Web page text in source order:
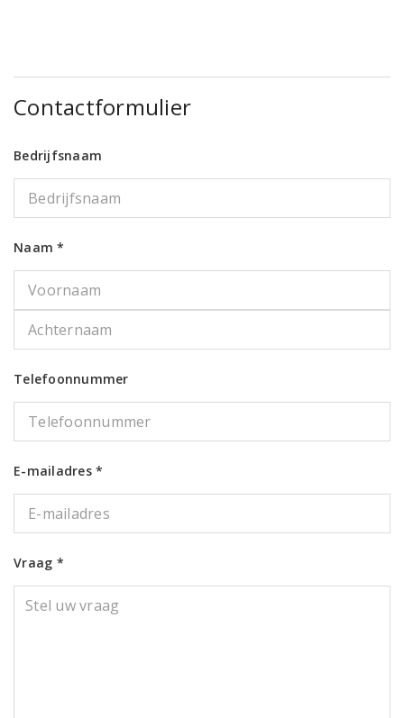
Contactformulier
Bedrijfsnaam
Naam *
Telefoonnummer
E-mailadres *
Vraag *